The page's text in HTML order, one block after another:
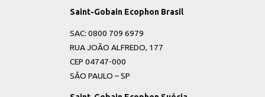
Saint-Gobain Ecophon Brasil
SAC: 0800 709 6979
RUA JOÃO ALFREDO, 177
CEP 04747-000
SÃO PAULO – SP